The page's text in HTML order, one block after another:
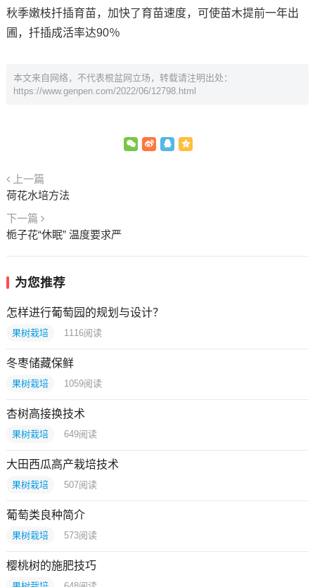
秋季嫩枝扦插育苗，加快了育苗速度，可使苗木提前一年出
圃，扦插成活率达90％
本文来自网络，不代表根盆网立场，转载请注明出处：
https://www.genpen.com/2022/06/12798.html
上一篇
荷花水培方法
下一篇
栀子花“休眠” 温度要求严
为您推荐
怎样进行葡萄园的规划与设计？
果树栽培 1116阅读
冬枣储藏保鲜
果树栽培 1059阅读
杏树高接换技术
果树栽培 649阅读
大田西瓜高产栽培技术
果树栽培 507阅读
葡萄类良种简介
果树栽培 573阅读
樱桃树的施肥技巧